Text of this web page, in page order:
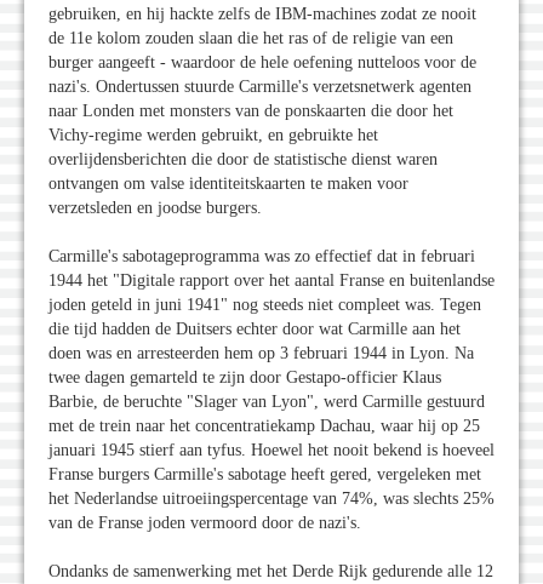
gebruiken, en hij hackte zelfs de IBM-machines zodat ze nooit
de 11e kolom zouden slaan die het ras of de religie van een
burger aangeeft - waardoor de hele oefening nutteloos voor de
nazi's. Ondertussen stuurde Carmille's verzetsnetwerk agenten
naar Londen met monsters van de ponskaarten die door het
Vichy-regime werden gebruikt, en gebruikte het
overlijdensberichten die door de statistische dienst waren
ontvangen om valse identiteitskaarten te maken voor
verzetsleden en joodse burgers.
Carmille's sabotageprogramma was zo effectief dat in februari
1944 het "Digitale rapport over het aantal Franse en buitenlandse
joden geteld in juni 1941" nog steeds niet compleet was. Tegen
die tijd hadden de Duitsers echter door wat Carmille aan het
doen was en arresteerden hem op 3 februari 1944 in Lyon. Na
twee dagen gemarteld te zijn door Gestapo-officier Klaus
Barbie, de beruchte "Slager van Lyon", werd Carmille gestuurd
met de trein naar het concentratiekamp Dachau, waar hij op 25
januari 1945 stierf aan tyfus. Hoewel het nooit bekend is hoeveel
Franse burgers Carmille's sabotage heeft gered, vergeleken met
het Nederlandse uitroeiingspercentage van 74%, was slechts 25%
van de Franse joden vermoord door de nazi's.
Ondanks de samenwerking met het Derde Rijk gedurende alle 12